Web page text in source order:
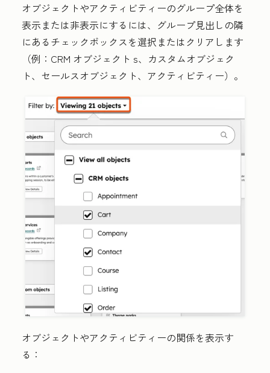
オブジェクトやアクティビティーのグループ全体を
表示または非表示にするには、グループ見出しの隣
にあるチェックボックスを選択またはクリアします
（例： CRM オブジェクト s、 カスタムオブジェク
ト、 セールスオブジェクト、 アクティビティー）。
オブジェクトやアクティビティーの関係を表示す
る：